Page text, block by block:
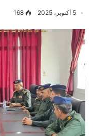
5 أكتوبر، 2025 168